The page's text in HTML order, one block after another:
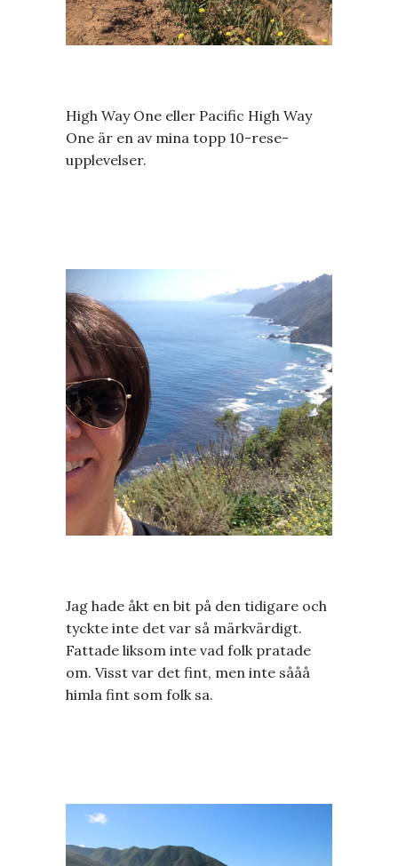
High Way One eller Pacific High Way
One är en av mina topp 10-rese-
upplevelser.
Jag hade åkt en bit på den tidigare och
tyckte inte det var så märkvärdigt.
Fattade liksom inte vad folk pratade
om. Visst var det fint, men inte sååå
himla fint som folk sa.